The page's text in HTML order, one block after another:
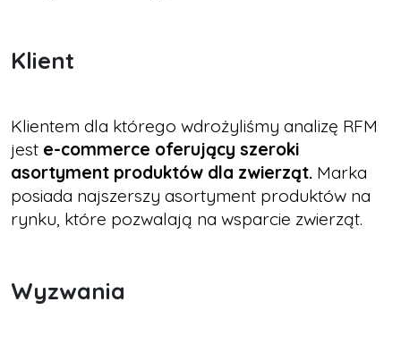
Klient
Klientem dla którego wdrożyliśmy analizę RFM
jest e-commerce oferujący szeroki
asortyment produktów dla zwierząt. Marka
posiada najszerszy asortyment produktów na
rynku, które pozwalają na wsparcie zwierząt.
Wyzwania